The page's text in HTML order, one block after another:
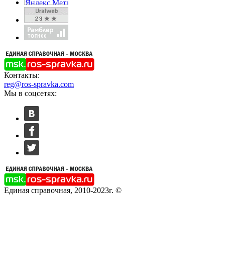
Контакты:
reg@ros-spravka.com
Мы в соцсетях:
Единая справочная, 2010-2023г. ©